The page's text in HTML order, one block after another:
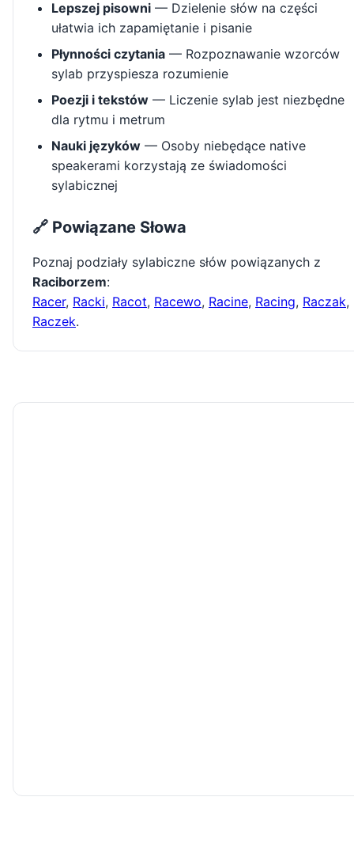
Lepszej pisowni — Dzielenie słów na części
ułatwia ich zapamiętanie i pisanie
Płynności czytania — Rozpoznawanie wzorców
sylab przyspiesza rozumienie
Poezji i tekstów — Liczenie sylab jest niezbędne
dla rytmu i metrum
Nauki języków — Osoby niebędące native
speakerami korzystają ze świadomości
sylabicznej
🔗 Powiązane Słowa
Poznaj podziały sylabiczne słów powiązanych z
Raciborzem:
Racer, Racki, Racot, Racewo, Racine, Racing, Raczak,
Raczek.